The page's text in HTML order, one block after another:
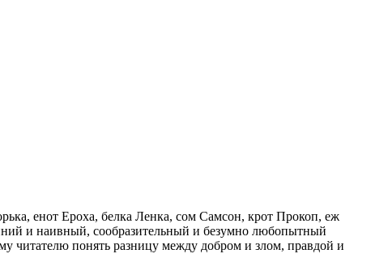
енот Ероха, белка Ленка, сом Самсон, крот Прокоп, еж
и наивный, сообразительный и безумно любопытный
читателю понять разницу между добром и злом, правдой и